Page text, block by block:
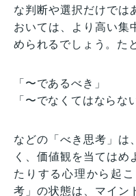
な判断や選択だけでは
おいては、より高い集
められるでしょう。た
「〜であるべき」
「〜でなくてはならな
などの「べき思考」は
く、価値観を当てはめ
たりする心理から起
考」の状態は、マイン